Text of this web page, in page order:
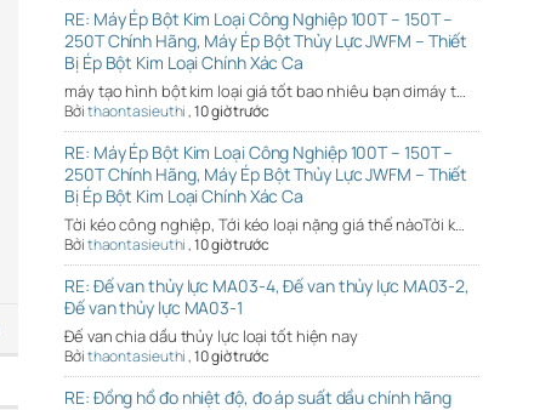
RE: Máy Ép Bột Kim Loại Công Nghiệp 100T – 150T –
250T Chính Hãng, Máy Ép Bột Thủy Lực JWFM – Thiết
Bị Ép Bột Kim Loại Chính Xác Ca
máy tạo hình bột kim loại giá tốt bao nhiêu bạn ơimáy t…
Bởithaontasieuthi,10 giờ trước
RE: Máy Ép Bột Kim Loại Công Nghiệp 100T – 150T –
250T Chính Hãng, Máy Ép Bột Thủy Lực JWFM – Thiết
Bị Ép Bột Kim Loại Chính Xác Ca
Tời kéo công nghiệp, Tới kéo loại nặng giá thế nàoTời k…
Bởithaontasieuthi,10 giờ trước
RE: Đế van thủy lực MA03-4, Đế van thủy lực MA03-2,
Đế van thủy lực MA03-1
Đế van chia dầu thủy lực loại tốt hiện nay
Bởithaontasieuthi,10 giờ trước
RE: Đồng hồ đo nhiệt độ, đo áp suất dầu chính hãng